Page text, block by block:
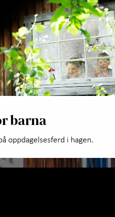
barna
oppdagelsesferd i hagen.